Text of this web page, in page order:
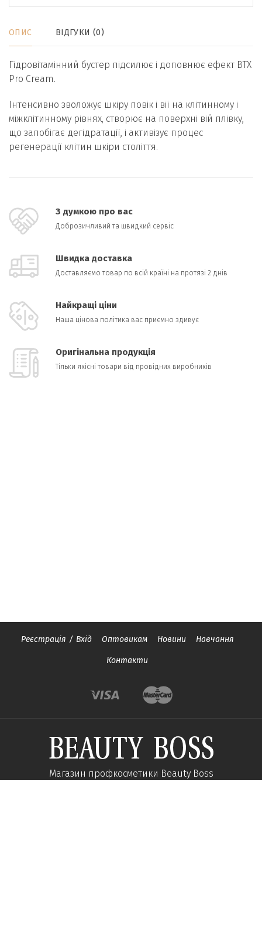
ОПИС ВІДГУКИ (0)
Гідровітамінний бустер підсилює і доповнює ефект BTX
Pro Cream.
Інтенсивно зволожує шкіру повік і вії на клітинному і
міжклітинному рівнях, створює на поверхні вій плівку,
що запобігає дегідратації, і активізує процес
регенерації клітин шкіри століття.
З думкою про вас
Доброзичливий та швидкий сервіс
Швидка доставка
Доставляємо товар по всій країні на протязі 2 днів
Найкращі ціни
Наша цінова політика вас приємно здивує
Оригінальна продукція
Тільки якісні товари від провідних виробників
Реєстрація / Вхід Оптовикам Новини Навчання
Контакти
Магазин профкосметики Beauty Boss